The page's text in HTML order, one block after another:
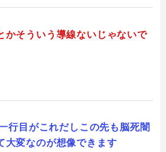
かそういう導線ないじゃないで
行目がこれだしこの先も脳死闇
大変なのが想像できます